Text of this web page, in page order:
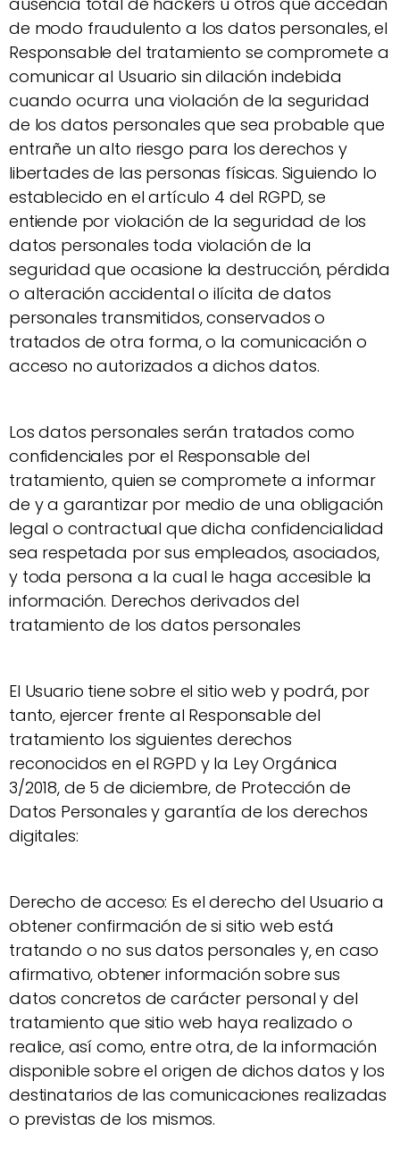
de modo fraudulento a los datos personales, el
Responsable del tratamiento se compromete a
comunicar al Usuario sin dilación indebida
cuando ocurra una violación de la seguridad
de los datos personales que sea probable que
entrañe un alto riesgo para los derechos y
libertades de las personas físicas. Siguiendo lo
establecido en el artículo 4 del RGPD, se
entiende por violación de la seguridad de los
datos personales toda violación de la
seguridad que ocasione la destrucción, pérdida
o alteración accidental o ilícita de datos
personales transmitidos, conservados o
tratados de otra forma, o la comunicación o
acceso no autorizados a dichos datos.
Los datos personales serán tratados como
confidenciales por el Responsable del
tratamiento, quien se compromete a informar
de y a garantizar por medio de una obligación
legal o contractual que dicha confidencialidad
sea respetada por sus empleados, asociados,
y toda persona a la cual le haga accesible la
información. Derechos derivados del
tratamiento de los datos personales
El Usuario tiene sobre el sitio web y podrá, por
tanto, ejercer frente al Responsable del
tratamiento los siguientes derechos
reconocidos en el RGPD y la Ley Orgánica
3/2018, de 5 de diciembre, de Protección de
Datos Personales y garantía de los derechos
digitales:
Derecho de acceso: Es el derecho del Usuario a
obtener confirmación de si sitio web está
tratando o no sus datos personales y, en caso
afirmativo, obtener información sobre sus
datos concretos de carácter personal y del
tratamiento que sitio web haya realizado o
realice, así como, entre otra, de la información
disponible sobre el origen de dichos datos y los
destinatarios de las comunicaciones realizadas
o previstas de los mismos.